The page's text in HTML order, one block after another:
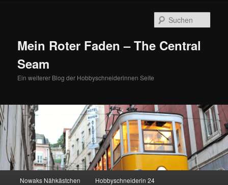
Mein Roter Faden – The Central
Seam
Ein weiterer Blog der Hobbyschneiderinnen Seite
Nowaks Nähkästchen Hobbyschneiderin 24